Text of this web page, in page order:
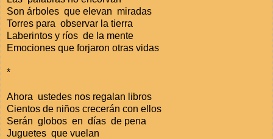
Son árboles que elevan miradas
Torres para observar la tierra
Laberintos y ríos de la mente
Emociones que forjaron otras vidas
*
Ahora ustedes nos regalan libros
Cientos de niños crecerán con ellos
Serán globos en días de pena
Juguetes que vuelan